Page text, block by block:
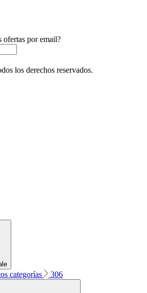
ofertas por email?
los derechos reservados.
categorías 306